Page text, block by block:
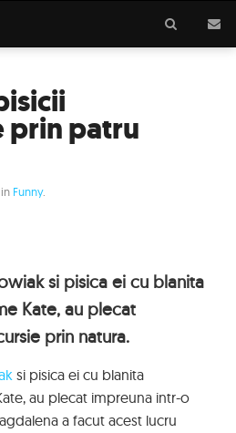
prin patru
in Funny.
si pisica ei cu blanita
Kate, au plecat
prin natura.
si pisica ei cu blanita
au plecat impreuna intr-o
a facut acest lucru